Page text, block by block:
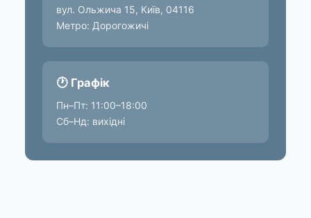
вул. Ольжича 15, Київ, 04116
Метро: Дорогожичі
🕐 Графік
Пн–Пт: 11:00–18:00
Сб–Нд: вихідні